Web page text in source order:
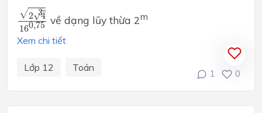
√2 3
√4
160,75
4316
về dạng lũy thừa 2m
Xem chi tiết
Lớp 12 Toán
1 0